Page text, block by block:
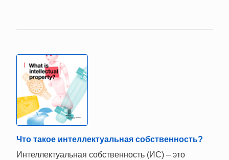
Что такое интеллектуальная собственность?
Интеллектуальная собственность (ИС) – это